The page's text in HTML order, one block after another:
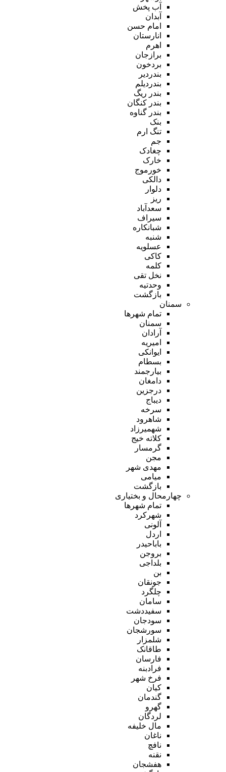
آب پخش
آبدان
امام حسن
انارستان
اهرم
برازجان
بردخون
بندردیر
بندردیلم
بندر ریگ
بندر کنگان
بندر گناوه
بنک
تنگ ارم
جم
چغادک
خارک
خورموج
دالکی
دلوار
ریز
سعدآباد
سیراف
شبانکاره
شنبه
عسلویه
کاکی
کلمه
نخل تقی
وحدتیه
بازگشت
سمنان
تمام شهر‌ها
سمنان
آرادان
امیریه
ایوانکی
بسطام
بیارجمند
دامغان
درجزین
دیباج
سرخه
شاهرود
شهمیرزاد
کلاته خیج
گرمسار
مجن
مهدی شهر
میامی
بازگشت
چهارمحال و بختیاری
تمام شهر‌ها
شهرکرد
آلونی
اردل
باباحیدر
بروجن
بلداجی
بن
جونقان
چلگرد
سامان
سفیددشت
سودجان
سورشجان
شلمزار
طاقانک
فارسان
فرادبنه
فرخ شهر
کیان
گندمان
گهرو
لردگان
مال خلیفه
ناغان
نافچ
نقنه
هفشجان